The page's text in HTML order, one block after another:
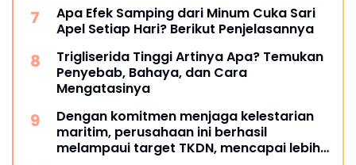
Apa Efek Samping dari Minum Cuka Sari
Apel Setiap Hari? Berikut Penjelasannya
Trigliserida Tinggi Artinya Apa? Temukan
Penyebab, Bahaya, dan Cara
Mengatasinya
Dengan komitmen menjaga kelestarian
maritim, perusahaan ini berhasil
melampaui target TKDN, mencapai lebih